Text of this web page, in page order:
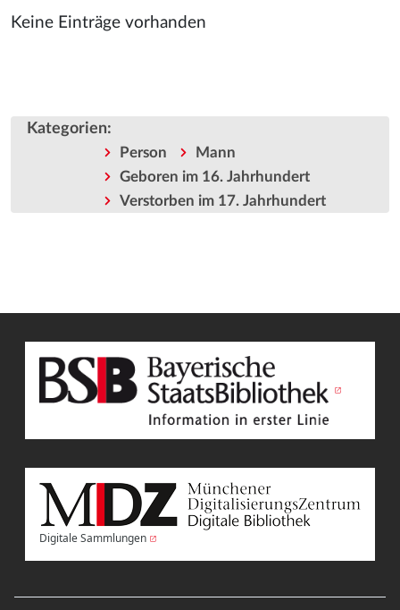
Keine Einträge vorhanden
Kategorien:
Person
Mann
Geboren im 16. Jahrhundert
Verstorben im 17. Jahrhundert
Digitale Sammlungen